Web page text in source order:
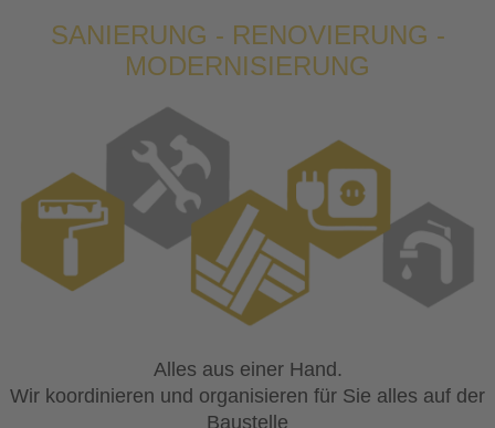
SANIERUNG - RENOVIERUNG -
MODERNISIERUNG
Alles aus einer Hand.
Wir koordinieren und organisieren für Sie alles auf der
Baustelle